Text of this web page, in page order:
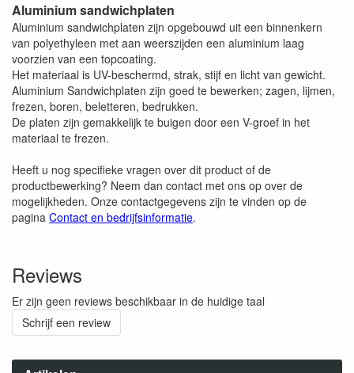
Aluminium sandwichplaten
Aluminium sandwichplaten zijn opgebouwd uit een binnenkern
van polyethyleen met aan weerszijden een aluminium laag
voorzien van een topcoating.
Het materiaal is UV-beschermd, strak, stijf en licht van gewicht.
Aluminium Sandwichplaten zijn goed te bewerken; zagen, lijmen,
frezen, boren, beletteren, bedrukken.
De platen zijn gemakkelijk te buigen door een V-groef in het
materiaal te frezen.
Heeft u nog specifieke vragen over dit product of de
productbewerking? Neem dan contact met ons op over de
mogelijkheden. Onze contactgegevens zijn te vinden op de
pagina Contact en bedrijfsinformatie.
Reviews
Er zijn geen reviews beschikbaar in de huidige taal
Schrijf een review